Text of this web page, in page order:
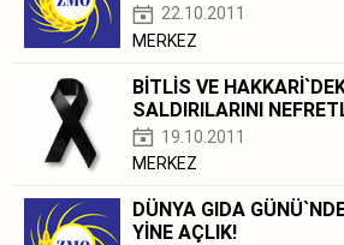
22.10.2011
MERKEZ
BİTLİS VE
SALDIRILARINI
19.10.2011
MERKEZ
DÜNYA GIDA
YİNE AÇLIK!